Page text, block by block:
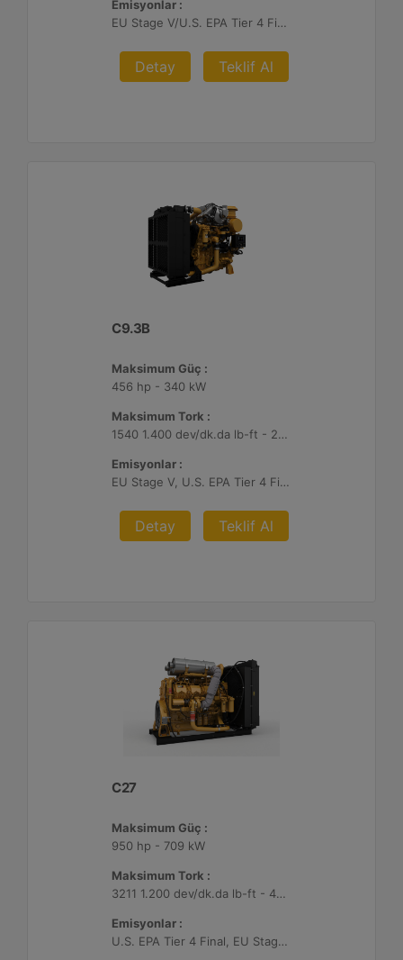
Emisyonlar :
EU Stage V/U.S. EPA Tier 4 Final/ Japan 2014 (Tier 4 Final)
Detay Teklif Al
C9.3B
Maksimum Güç :
456 hp - 340 kW
Maksimum Tork :
1540 1.400 dev/dk.da lb-ft - 2088 1.400 dev/dk.da Nm
Emisyonlar :
EU Stage V, U.S. EPA Tier 4 Final, Korea Stage V, Japan 2014 (Tier 4 Final) ve China Nonroad IV
Detay Teklif Al
C27
Maksimum Güç :
950 hp - 709 kW
Maksimum Tork :
3211 1.200 dev/dk.da lb-ft - 4354 1.200 dev/dk.da Nm
Emisyonlar :
U.S. EPA Tier 4 Final, EU Stage V